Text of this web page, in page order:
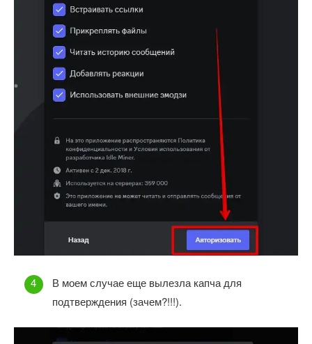
В моем случае еще вылезла капча для
подтверждения (зачем?!!!).